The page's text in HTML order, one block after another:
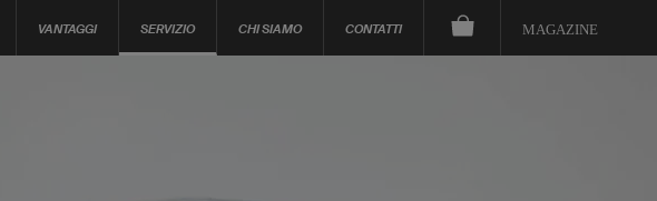
VANTAGGI SERVIZIO CHI SIAMO CONTATTI MAGAZINE